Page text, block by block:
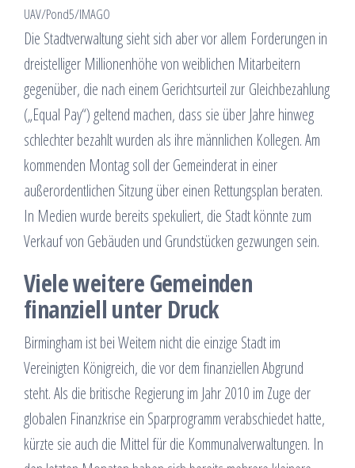
UAV/Pond5/IMAGO
Die Stadtverwaltung sieht sich aber vor allem Forderungen in
dreistelliger Millionenhöhe von weiblichen Mitarbeitern
gegenüber, die nach einem Gerichtsurteil zur Gleichbezahlung
(„Equal Pay“) geltend machen, dass sie über Jahre hinweg
schlechter bezahlt wurden als ihre männlichen Kollegen. Am
kommenden Montag soll der Gemeinderat in einer
außerordentlichen Sitzung über einen Rettungsplan beraten.
In Medien wurde bereits spekuliert, die Stadt könnte zum
Verkauf von Gebäuden und Grundstücken gezwungen sein.
Viele weitere Gemeinden
finanziell unter Druck
Birmingham ist bei Weitem nicht die einzige Stadt im
Vereinigten Königreich, die vor dem finanziellen Abgrund
steht. Als die britische Regierung im Jahr 2010 im Zuge der
globalen Finanzkrise ein Sparprogramm verabschiedet hatte,
kürzte sie auch die Mittel für die Kommunalverwaltungen. In